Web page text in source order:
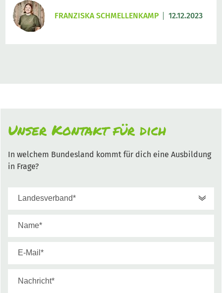
FRANZISKA SCHMELLENKAMP 12.12.2023
Unser Kontakt für dich
In welchem Bundesland kommt für dich eine Ausbildung
in Frage?